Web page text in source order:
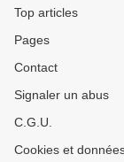
Top articles
Pages
Contact
Signaler un abus
C.G.U.
Cookies et